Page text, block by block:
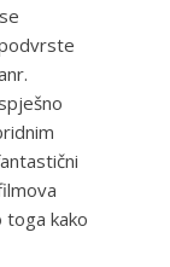
toga kako